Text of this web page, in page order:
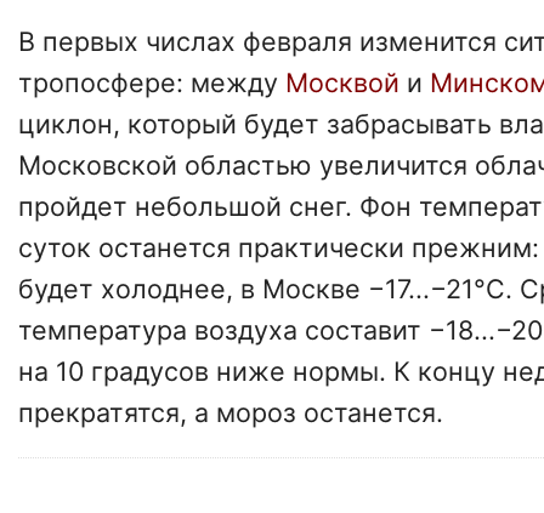
В первых числах февраля изменится
тропосфере: между Москвой и
циклон, который будет забрасывать
Московской областью увеличится
пройдет небольшой снег. Фон
суток останется практически
будет холоднее, в Москве −17...−21°С.
температура воздуха составит
на 10 градусов ниже нормы. К концу
прекратятся, а мороз останется.